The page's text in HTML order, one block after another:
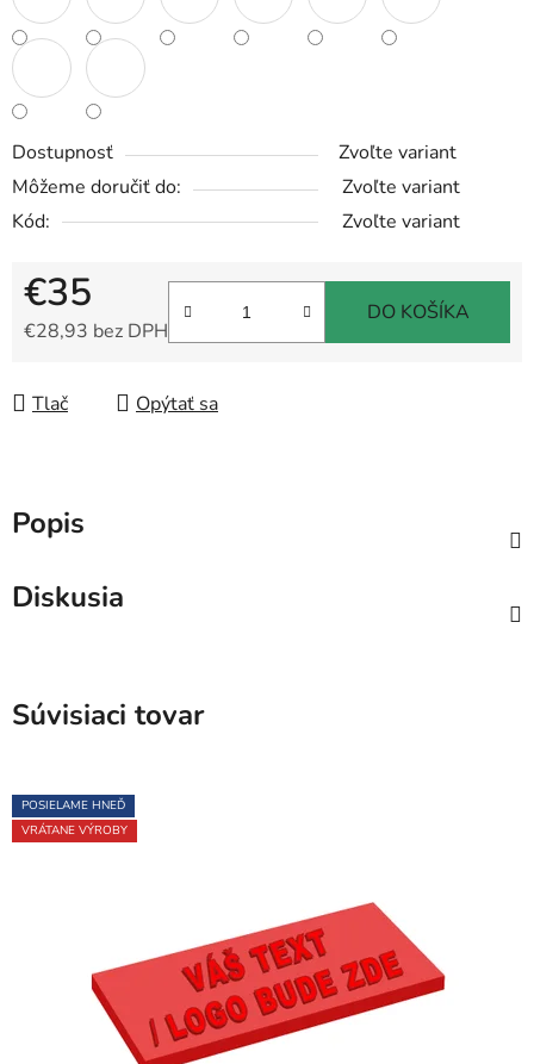
Dostupnosť
Zvoľte variant
Môžeme doručiť do:
Zvoľte variant
Kód:
Zvoľte variant
€35
€28,93 bez DPH
DO KOŠÍKA
Tlač Opýtať sa
Popis
Diskusia
Súvisiaci tovar
POSIELAME HNEĎ
VRÁTANE VÝROBY